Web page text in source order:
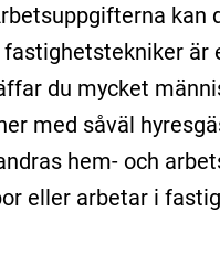
kan
är
du mycket
med såväl
hem- och
eller arbetar i